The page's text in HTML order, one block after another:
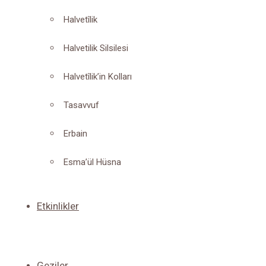
Halvetîlik
Halvetilik Silsilesi
Halvetîlik’in Kolları
Tasavvuf
Erbain
Esma’ül Hüsna
Etkinlikler